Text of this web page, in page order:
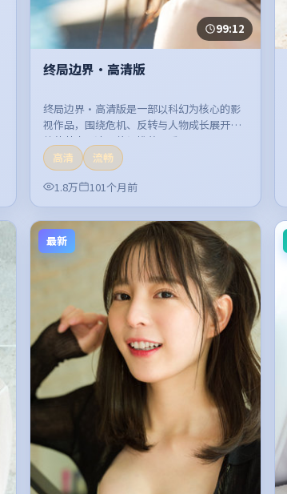
99:12
终局边界·高清版
终局边界·高清版是一部以科幻为核心的影
视作品，围绕危机、反转与人物成长展开，
整体节奏紧凑，值得推荐观看。
高清
流畅
1.8万
101个月前
最新